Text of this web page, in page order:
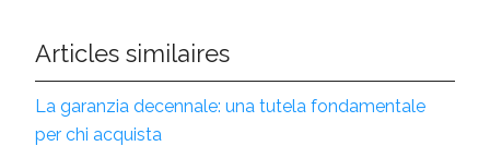
Articles similaires
La garanzia decennale: una tutela fondamentale
per chi acquista